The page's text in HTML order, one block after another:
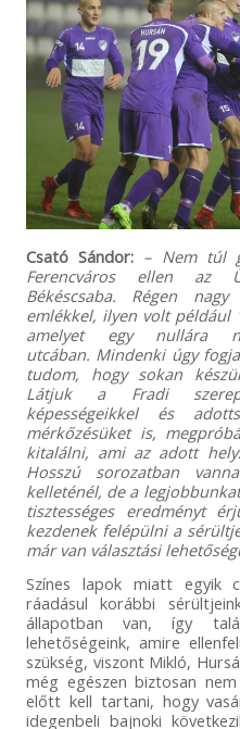
Csató Sándor: – Nem túl
Ferencváros ellen az
Békéscsaba. Régen
emlékkel, ilyen volt például
amelyet egy nullára
utcában. Mindenki úgy
tudom, hogy sokan
Látjuk a Fradi
képességeikkel és
mérkőzésüket is,
kitalálni, ami az adott
Hosszú sorozatban
kelleténél, de a
tisztességes eredményt
kezdenek felépülni a
már van választási
Színes lapok miatt egyik
ráadásul korábbi
állapotban van, így
lehetőségeink, amire
szükség, viszont Mikló,
még egészen biztosan
előtt kell tartani, hogy
idegenbeli bajnoki